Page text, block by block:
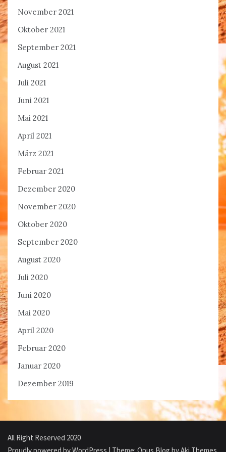
November 2021
Oktober 2021
September 2021
August 2021
Juli 2021
Juni 2021
Mai 2021
April 2021
März 2021
Februar 2021
Dezember 2020
November 2020
Oktober 2020
September 2020
August 2020
Juli 2020
Juni 2020
Mai 2020
April 2020
Februar 2020
Januar 2020
Dezember 2019
All Right Reserved 2020